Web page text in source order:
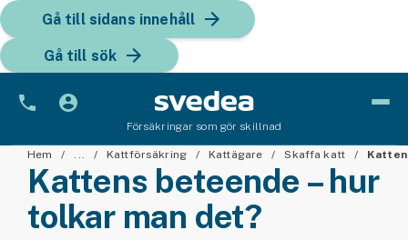
Gå till sidans innehåll
Gå till sök
Försäkringar som gör skillnad
Bil
Hem ... Kattförsäkring Kattägare Skaffa katt
Kattens beteende – hur
tolkar man det?